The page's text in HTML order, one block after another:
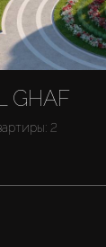
GHAF
2